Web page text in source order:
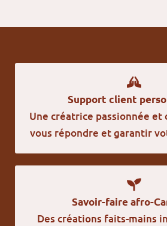
Support client
Une créatrice passionnée
vous répondre et garantir
Savoir-faire afro-
Des créations faits-mains